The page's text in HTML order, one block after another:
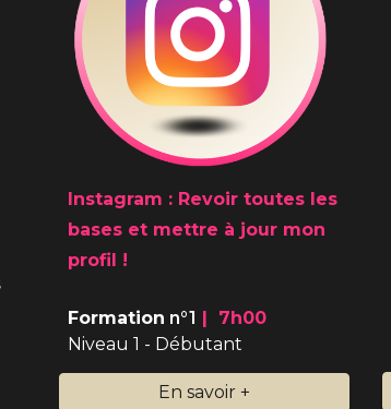
Instagram : Revoir toutes les
bases et mettre à jour mon
profil !
Formation n°1 | 7h00
Niveau 1 - Débutant
En savoir +